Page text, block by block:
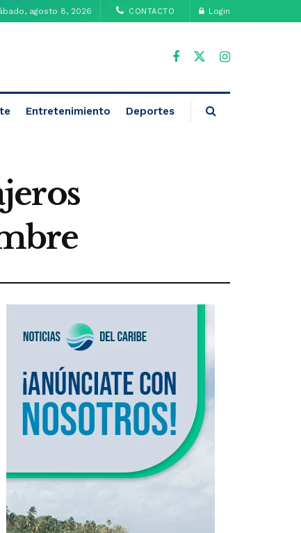
agosto 8, 2026 CONTACTO Login
Entretenimiento Deportes